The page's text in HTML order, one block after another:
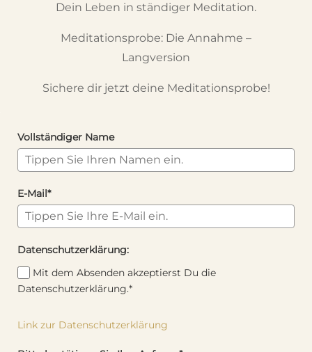
Dein Leben in ständiger Meditation.
Meditationsprobe: Die Annahme –
Langversion
Sichere dir jetzt deine Meditationsprobe!
Vollständiger Name
E-Mail*
Datenschutzerklärung:
Mit dem Absenden akzeptierst Du die
Datenschutzerklärung.*
Link zur Datenschutzerklärung